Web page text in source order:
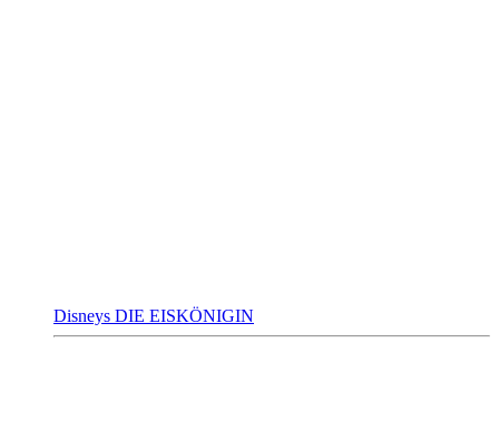
Disneys DIE EISKÖNIGIN